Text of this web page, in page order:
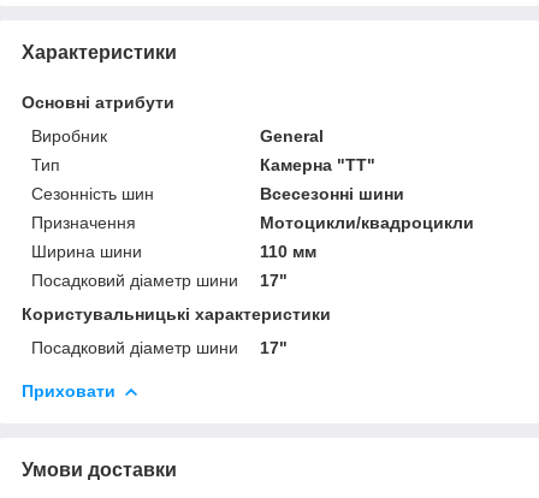
Характеристики
Основні атрибути
Виробник
General
Тип
Камерна "TT"
Сезонність шин
Всесезонні шини
Призначення
Мотоцикли/квадроцикли
Ширина шини
110 мм
Посадковий діаметр шини
17"
Користувальницькі характеристики
Посадковий діаметр шини
17"
Приховати
Умови доставки